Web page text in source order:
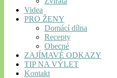
Videa
PRO ŽENY
Domácí dílna
Recepty
Obecné
ZAJÍMAVÉ ODKAZY
TIP NA VÝLET
Kontakt